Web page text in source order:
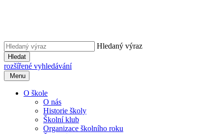
Hledaný výraz
Hledat
rozšířené vyhledávání
Menu
O škole
O nás
Historie školy
Školní klub
Organizace školního roku